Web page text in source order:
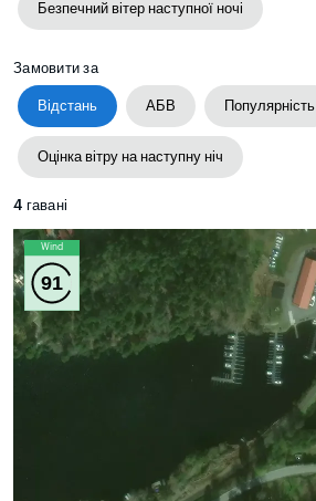
Безпечний вітер наступної ночі
Замовити за
Відстань АБВ Популярність
Оцінка вітру на наступну ніч
4 гавані
Wind
91